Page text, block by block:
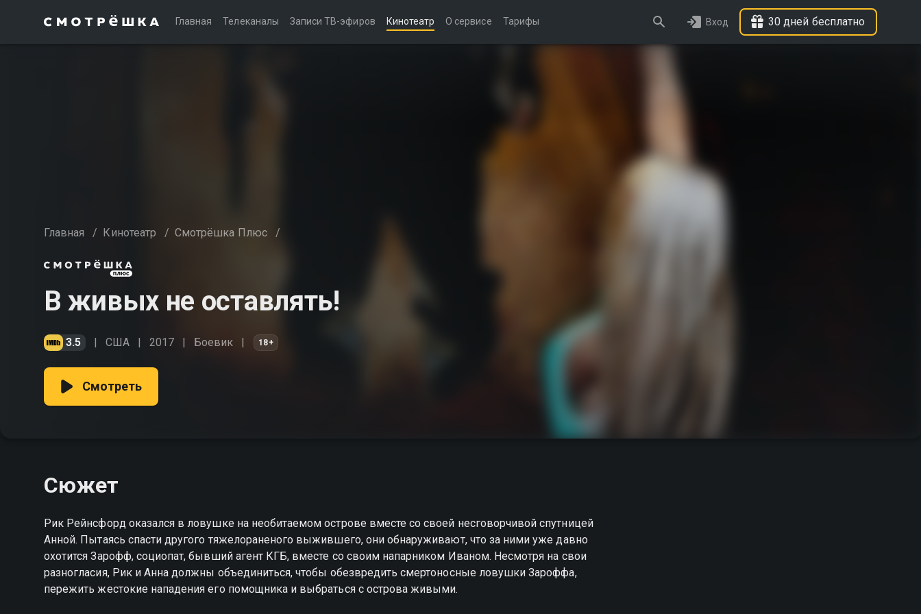
Главная Телеканалы Записи ТВ-эфиров Кинотеатр О сервисе Тарифы Вход 30 дней бесплатно
Главная / Кинотеатр / Смотрёшка Плюс /
В живых не оставлять!
3.5 США 2017 Боевик 18+
Смотреть
Сюжет
Рик Рейнсфорд оказался в ловушке на необитаемом острове вместе со своей несговорчивой спутницей
Анной. Пытаясь спасти другого тяжелораненого выжившего, они обнаруживают, что за ними уже давно
охотится Зарофф, социопат, бывший агент КГБ, вместе со своим напарником Иваном. Несмотря на свои
разногласия, Рик и Анна должны объединиться, чтобы обезвредить смертоносные ловушки Зароффа,
пережить жестокие нападения его помощника и выбраться с острова живыми.